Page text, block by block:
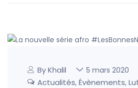
By Khalil 5 mars 2020
Actualités, Évènements,